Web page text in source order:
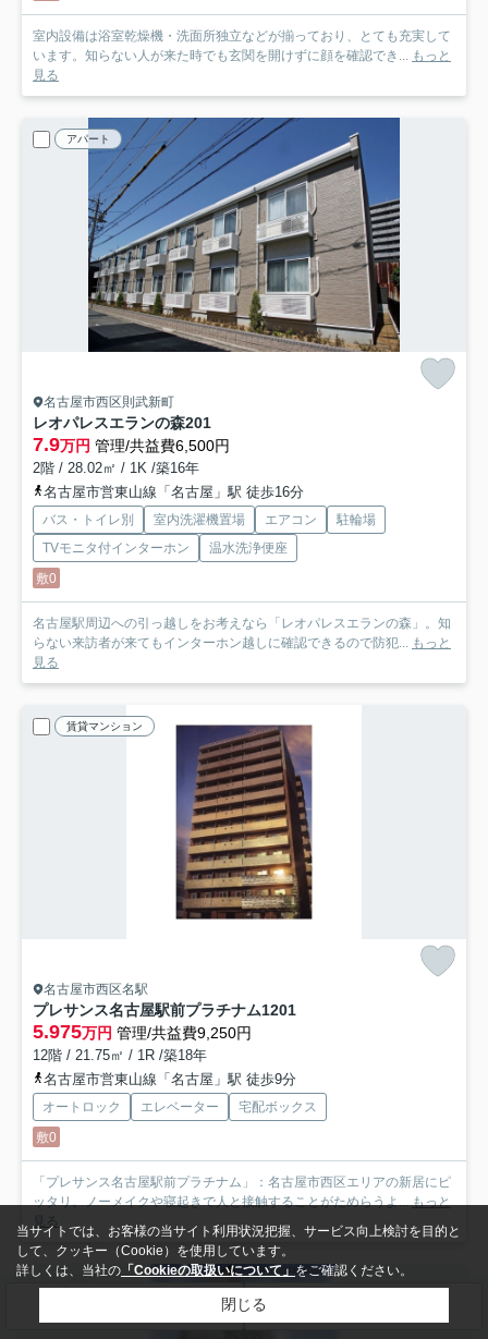
室内設備は浴室乾燥機・洗面所独立などが揃っており、とても充実して
います。知らない人が来た時でも玄関を開けずに顔を確認でき...
もっと
見る
アパート
名古屋市西区則武新町
レオパレスエランの森201
7.9万円 管理/共益費6,500円
2階 / 28.02㎡ / 1K /築16年
名古屋市営東山線「名古屋」駅 徒歩16分
バス・トイレ別 室内洗濯機置場 エアコン
駐輪場
TVモニタ付インターホン
温水洗浄便座
敷0
名古屋駅周辺への引っ越しをお考えなら「レオパレスエランの森」。知
らない来訪者が来てもインターホン越しに確認できるので防犯...
もっと
見る
賃貸マンション
名古屋市西区名駅
プレサンス名古屋駅前プラチナム1201
5.975万円 管理/共益費9,250円
12階 / 21.75㎡ / 1R /築18年
名古屋市営東山線「名古屋」駅 徒歩9分
オートロック エレベーター
宅配ボックス
敷0
「プレサンス名古屋駅前プラチナム」：名古屋市西区エリアの新居にピ
ッタリ。ノーメイクや寝起きで人と接触することがためらうよ...もっと
見る
当サイトでは、お客様の当サイト利用状況把握、サービス向上検討を目的と
して、クッキー（Cookie）を使用しています。
詳しくは、当社の 「Cookieの取扱いについて」 をご確認ください。
閉じる